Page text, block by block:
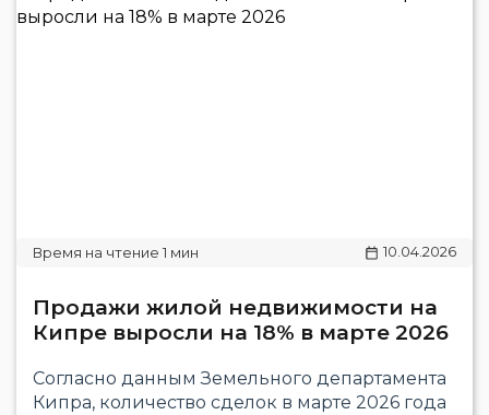
10.04.2026
Продажи жилой недвижимости на
Кипре выросли на 18% в марте 2026
Согласно данным Земельного департамента
Кипра, количество сделок в марте 2026 года